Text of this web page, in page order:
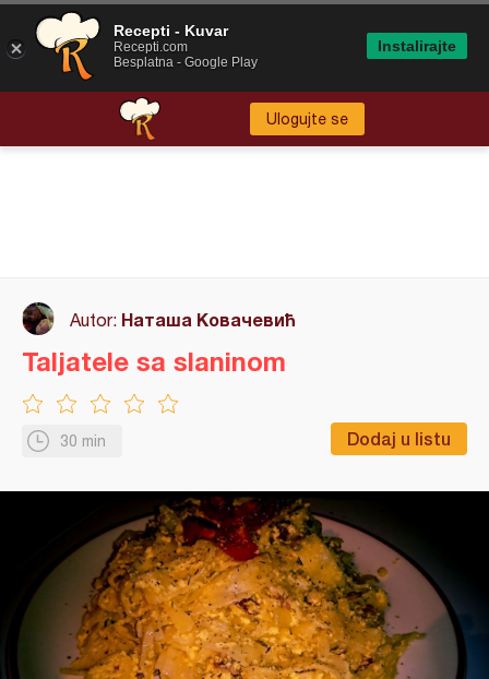
Ulogujte se
Autor: Наташа Ковачевић
30 min Dodaj u listu
Taljatele sa slaninom
Recepti - Kuvar
Recepti.com
Besplatna - Google Play
Instalirajte